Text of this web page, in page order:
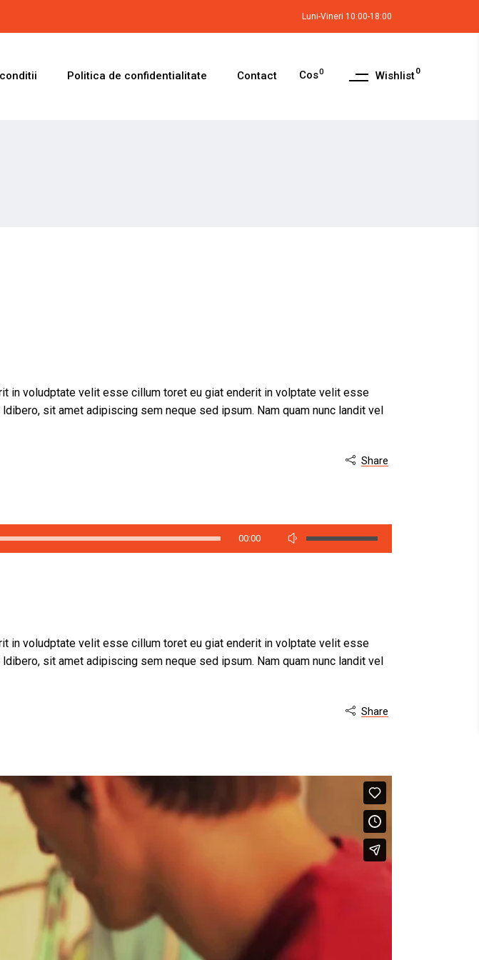
Luni-Vineri 10:00-18:00
Politica de confidentialitate Contact Cos0 Wishlist0
in voludptate velit esse cillum toret eu giat enderit in volptate velit esse
sit amet adipiscing sem neque sed ipsum. Nam quam nunc landit vel
 Share
00:00
tastele
mări
sau
in voludptate velit esse cillum toret eu giat enderit in volptate velit esse
sit amet adipiscing sem neque sed ipsum. Nam quam nunc landit vel
 Share